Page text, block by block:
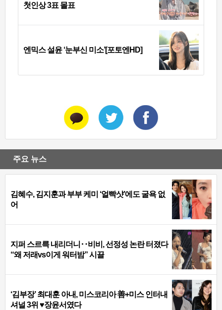
첫인상 3표 몰표
엔믹스 설윤 ‘눈부신 미소’[포토엔HD]
주요 뉴스
김혜수, 김지훈과 부부 케미 ‘얼빡샷’에도 굴욕 없
어
지퍼 스르륵 내리더니‥비비, 선정성 논란 터졌다
“왜 저래vs이게 워터밤” 시끌
‘김부장’ 최대훈 아내, 미스코리아 善+미스 인터내
셔널 3위 ♥장윤서였다